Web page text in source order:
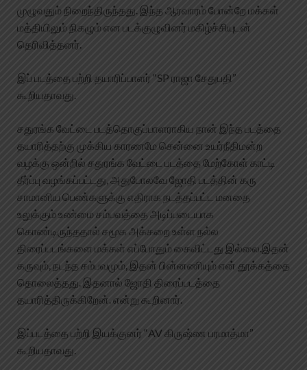
முழுவதும் நிறைந்திருந்தது. இந்த ஆரவாரம் போன்றே மக்கள்
மத்தியிலும் நிகழும் என படக்குழுவினர் மகிழ்ச்சியுடன்
தெரிவித்தனர்.
இப் படத்தை பற்றி தயாரிப்பாளர் “SP ராஜா சேதுபதி”
கூறியதாவது.
சதுரங்க வேட்டை படத்தொகுப்பாளராகிய நான் இந்த படத்தை
தயாரித்தற்கு முக்கிய காரணமே சென்னை உயர்நீதிமன்ற
வழக்கு ஒன்றில் சதுரங்க வேட்டை படத்தை மேற்கோள் காட்டி
தீர்ப்பு வழங்கப்பட்டது, அதுபோலவே ஜோதி படத்தின் கரு
சாமானிய பெண்களுக்கு எதிராக நடத்தப்பட்ட மனதை
உலுக்கும் உண்மை சம்பவத்தை அடிப்படையாக
கொண்டிருந்ததால் சமூக அக்கறை உள்ள நல்ல
திரைப்படங்களை மக்கள் எப்போதும் கைவிட்டது இல்லை.இதன்
கருவும், நடந்த சம்பவமும், இதன் பின்னணியும் என் தூக்கத்தை
தொலைத்தது. இதனால் ஜோதி திரைப்படத்தை
தயாரித்திருக்கிறேன். என்று கூறினார்.
இப்படத்தை பற்றி இயக்குனர் “AV கிருஷ்ண பரமாத்மா”
கூறியதாவது.